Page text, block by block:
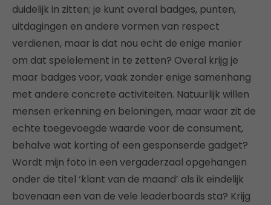
duidelijk in zitten; je kunt overal badges, punten,
uitdagingen en andere vormen van respect
verdienen, maar is dat nou echt de enige manier
om dat spelelement in te zetten? Overal krijg je
maar badges voor, vaak zonder enige samenhang
met andere concrete activiteiten. Natuurlijk willen
mensen erkenning en beloningen, maar waar zit de
echte toegevoegde waarde voor de consument,
behalve wat korting of een gesponserde gadget?
Wordt mijn foto in een vergaderzaal opgehangen
onder de titel ‘klant van de maand’ als ik eindelijk
bovenaan een van de vele leaderboards sta? Krijg